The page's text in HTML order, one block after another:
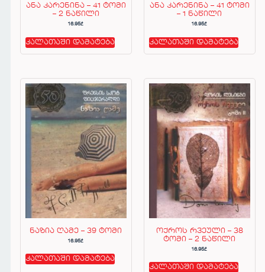
ანა კარენინა – 41 ტომი
– 2 ნაწილი
16.95₾
კალათაში დამატება
ანა კარენინა – 41 ტომი
– 1 ნაწილი
16.95₾
კალათაში დამატება
ნაზია ღამე – 39 ტომი
16.95₾
კალათაში დამატება
ოქროს რვეული – 38
ტომი – 2 ნაწილი
16.95₾
კალათაში დამატება